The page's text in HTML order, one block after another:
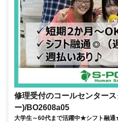
修理受付のコールセンター
ー)/BO2608a05
大学生～60代まで活躍中★シフト融